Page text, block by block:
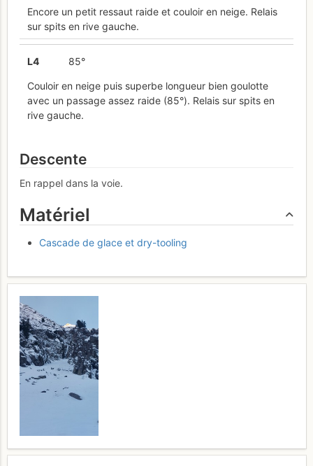
Encore un petit ressaut raide et couloir en neige. Relais
sur spits en rive gauche.
L4 85°
Couloir en neige puis superbe longueur bien goulotte
avec un passage assez raide (85°). Relais sur spits en
rive gauche.
Descente
En rappel dans la voie.
Matériel
Cascade de glace et dry-tooling